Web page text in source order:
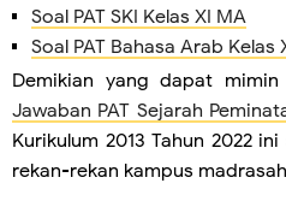
Soal PAT SKI Kelas XI MA
Soal PAT Bahasa Arab Kelas
Demikian yang dapat
Jawaban PAT Sejarah
Kurikulum 2013 Tahun 2022
rekan-rekan kampus madrasah